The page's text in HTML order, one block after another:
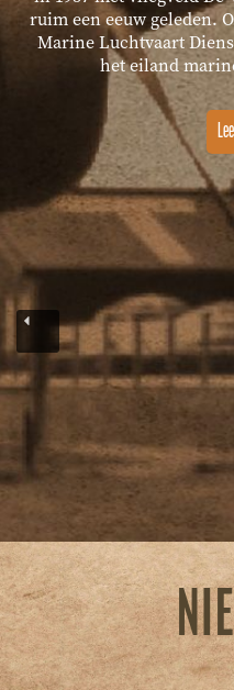
ruim een eeuw geleden.
Marine Luchtvaart
het eiland